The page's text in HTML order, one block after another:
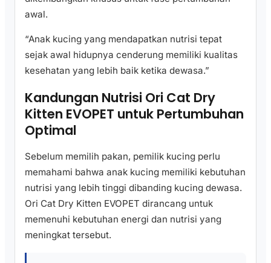
awal.
“Anak kucing yang mendapatkan nutrisi tepat
sejak awal hidupnya cenderung memiliki kualitas
kesehatan yang lebih baik ketika dewasa.”
Kandungan Nutrisi Ori Cat Dry
Kitten EVOPET untuk Pertumbuhan
Optimal
Sebelum memilih pakan, pemilik kucing perlu
memahami bahwa anak kucing memiliki kebutuhan
nutrisi yang lebih tinggi dibanding kucing dewasa.
Ori Cat Dry Kitten EVOPET dirancang untuk
memenuhi kebutuhan energi dan nutrisi yang
meningkat tersebut.